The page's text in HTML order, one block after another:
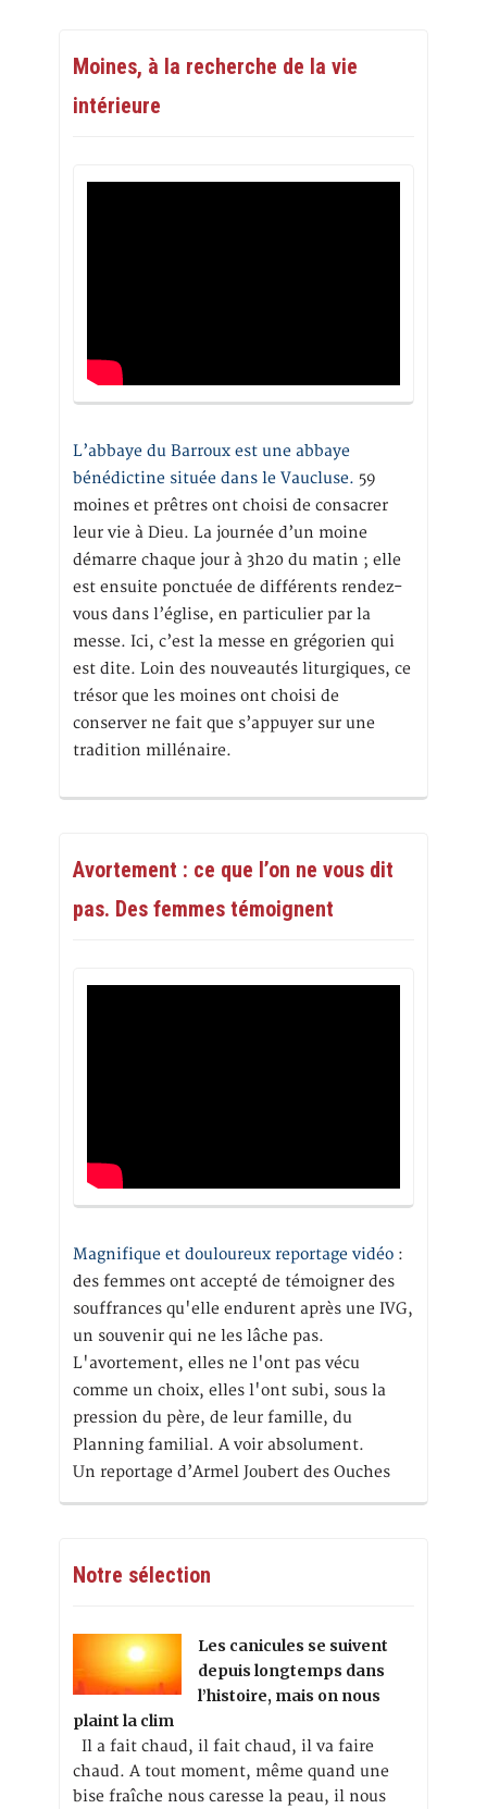
Moines, à la recherche de la vie
intérieure
L’abbaye du Barroux est une abbaye
bénédictine située dans le Vaucluse. 59
moines et prêtres ont choisi de consacrer
leur vie à Dieu. La journée d’un moine
démarre chaque jour à 3h20 du matin ; elle
est ensuite ponctuée de différents rendez-
vous dans l’église, en particulier par la
messe. Ici, c’est la messe en grégorien qui
est dite. Loin des nouveautés liturgiques, ce
trésor que les moines ont choisi de
conserver ne fait que s’appuyer sur une
tradition millénaire.
Avortement : ce que l’on ne vous dit
pas. Des femmes témoignent
Magnifique et douloureux reportage vidéo :
des femmes ont accepté de témoigner des
souffrances qu'elle endurent après une IVG,
un souvenir qui ne les lâche pas.
L'avortement, elles ne l'ont pas vécu
comme un choix, elles l'ont subi, sous la
pression du père, de leur famille, du
Planning familial. A voir absolument.
Un reportage d’Armel Joubert des Ouches
Notre sélection
Les canicules se suivent
depuis longtemps dans
l’histoire, mais on nous
plaint la clim
Il a fait chaud, il fait chaud, il va faire
chaud. A tout moment, même quand une
bise fraîche nous caresse la peau, il nous